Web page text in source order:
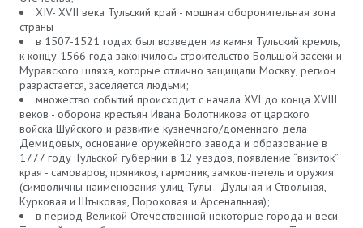
XIV- XVII века Тульский край - мощная оборонительная зона
страны
в 1507-1521 годах был возведен из камня Тульский кремль,
к концу 1566 года закончилось строительство Большой засеки и
Муравского шляха, которые отлично защищали Москву, регион
разрастается, заселяется людьми;
множество событий происходит с начала XVI до конца XVIII
веков - оборона крестьян Ивана Болотникова от царского
войска Шуйского и развитие кузнечного/доменного дела
Демидовых, основание оружейного завода и образование в
1777 году Тульской губернии в 12 уездов, появление “визиток”
края - самоваров, пряников, гармоник, замков-петель и оружия
(символичны наименования улиц Тулы - Дульная и Ствольная,
Курковая и Штыковая, Пороховая и Арсенальная);
в период Великой Отечественной некоторые города и веси